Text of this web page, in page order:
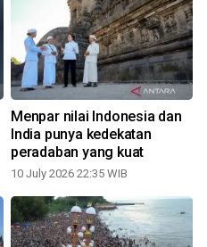
Menpar nilai Indonesia dan
India punya kedekatan
peradaban yang kuat
10 July 2026 22:35 WIB